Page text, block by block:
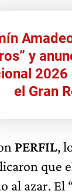
y
2026
el Gran
PERFIL,
que
al azar. El